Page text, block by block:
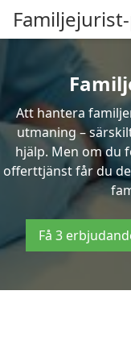
Att hantera
utmaning –
hjälp. Men om du
offerttjänst får du
Få 3